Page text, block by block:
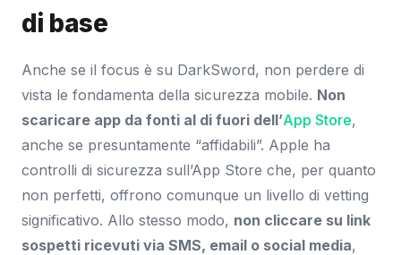
di base
Anche se il focus è su DarkSword, non perdere di
vista le fondamenta della sicurezza mobile. Non
scaricare app da fonti al di fuori dell’App Store,
anche se presuntamente “affidabili”. Apple ha
controlli di sicurezza sull’App Store che, per quanto
non perfetti, offrono comunque un livello di vetting
significativo. Allo stesso modo, non cliccare su link
sospetti ricevuti via SMS, email o social media,